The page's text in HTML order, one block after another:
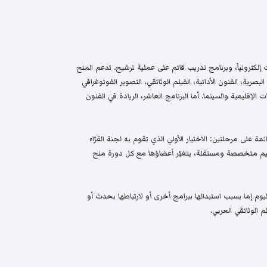
وبرنامج تدريب قائم على عملية ترشيح. تدعم المنح
الفنون الأدائية، الفيلم الوثائقي، التصوير الفوتوغرافي
والسينما. أما البرنامج العاشر، الريادة في الفنون
قائمة على مرحلتين: الاختيار الأولي الذي تقوم به لجنة القرّاء
متخصصة ومستقلة، يتغيّر أعضاؤها مع كل دورة منح
إما بسبب استبدالها ببرامج أخرى أو لارتباطها بحدث أو
الوثائقي العربي.